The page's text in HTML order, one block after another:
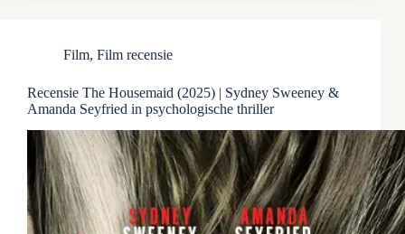
Film, Film recensie
Recensie The Housemaid (2025) | Sydney Sweeney &
Amanda Seyfried in psychologische thriller